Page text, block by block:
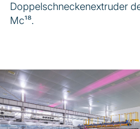
Doppelschneckenextruder
Mc¹⁸.